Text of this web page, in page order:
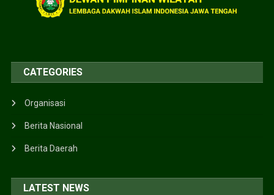
CATEGORIES
Organisasi
Berita Nasional
Berita Daerah
LATEST NEWS